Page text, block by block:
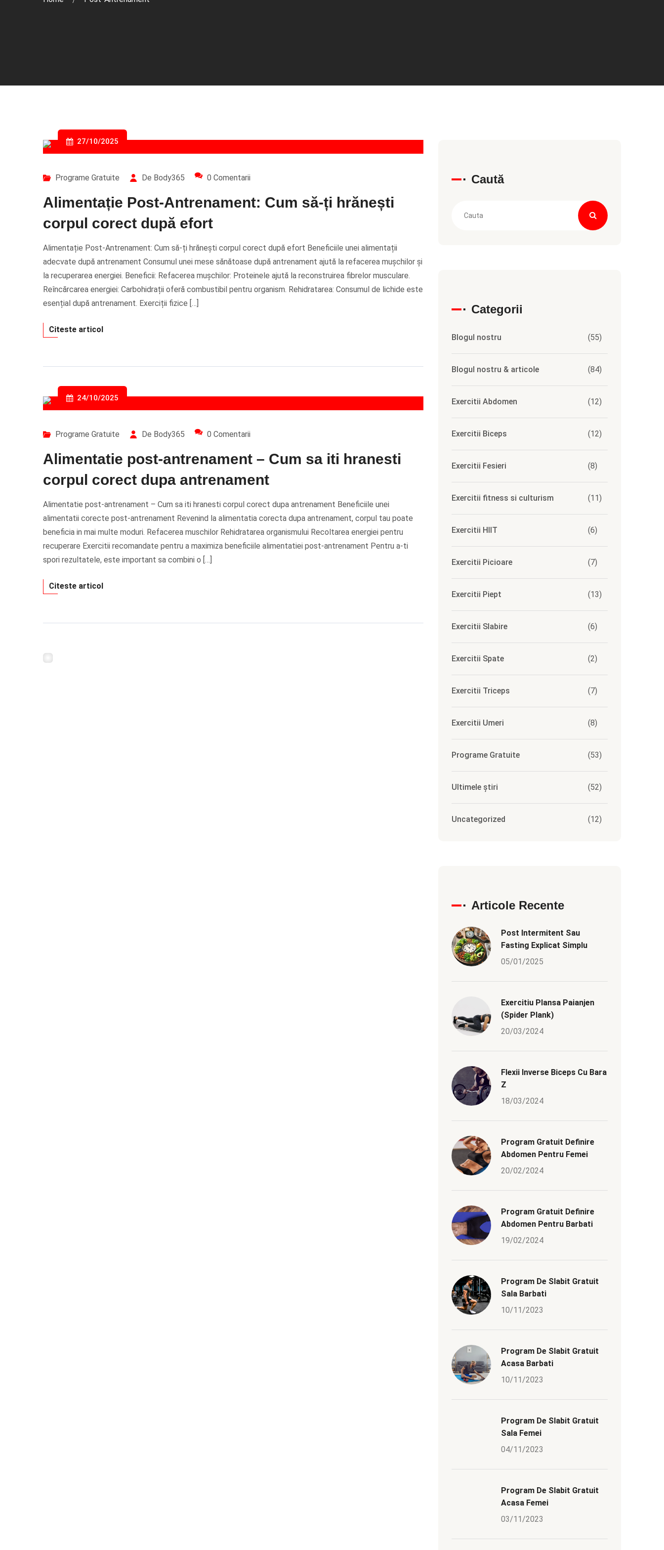
27/10/2025
Programe Gratuite De Body365 0 Comentarii
Alimentație Post-Antrenament: Cum să-ți hrănești
corpul corect după efort
Alimentație Post-Antrenament: Cum să-ți hrănești corpul corect după efort Beneficiile unei alimentații
adecvate după antrenament Consumul unei mese sănătoase după antrenament ajută la refacerea mușchilor și
la recuperarea energiei. Beneficii: Refacerea mușchilor: Proteinele ajută la reconstruirea fibrelor musculare.
Reîncărcarea energiei: Carbohidrații oferă combustibil pentru organism. Rehidratarea: Consumul de lichide este
esențial după antrenament. Exerciții fizice […]
Citeste articol
24/10/2025
Programe Gratuite De Body365 0 Comentarii
Alimentatie post-antrenament – Cum sa iti hranesti
corpul corect dupa antrenament
Alimentatie post-antrenament – Cum sa iti hranesti corpul corect dupa antrenament Beneficiile unei
alimentatii corecte post-antrenament Revenind la alimentatia corecta dupa antrenament, corpul tau poate
beneficia in mai multe moduri. Refacerea muschilor Rehidratarea organismului Recoltarea energiei pentru
recuperare Exercitii recomandate pentru a maximiza beneficiile alimentatiei post-antrenament Pentru a-ti
spori rezultatele, este important sa combini o […]
Citeste articol
Caută
Categorii
Blogul nostru (55)
Blogul nostru & articole (84)
Exercitii Abdomen (12)
Exercitii Biceps (12)
Exercitii Fesieri (8)
Exercitii fitness si culturism (11)
Exercitii HIIT (6)
Exercitii Picioare (7)
Exercitii Piept (13)
Exercitii Slabire (6)
Exercitii Spate (2)
Exercitii Triceps (7)
Exercitii Umeri (8)
Programe Gratuite (53)
Ultimele știri (52)
Uncategorized (12)
Articole Recente
Post Intermitent Sau
Fasting Explicat Simplu
05/01/2025
Exercitiu Plansa Paianjen
(Spider Plank)
20/03/2024
Flexii Inverse Biceps Cu Bara
Z
18/03/2024
Program Gratuit Definire
Abdomen Pentru Femei
20/02/2024
Program Gratuit Definire
Abdomen Pentru Barbati
19/02/2024
Program De Slabit Gratuit
Sala Barbati
10/11/2023
Program De Slabit Gratuit
Acasa Barbati
10/11/2023
Program De Slabit Gratuit
Sala Femei
04/11/2023
Program De Slabit Gratuit
Acasa Femei
03/11/2023